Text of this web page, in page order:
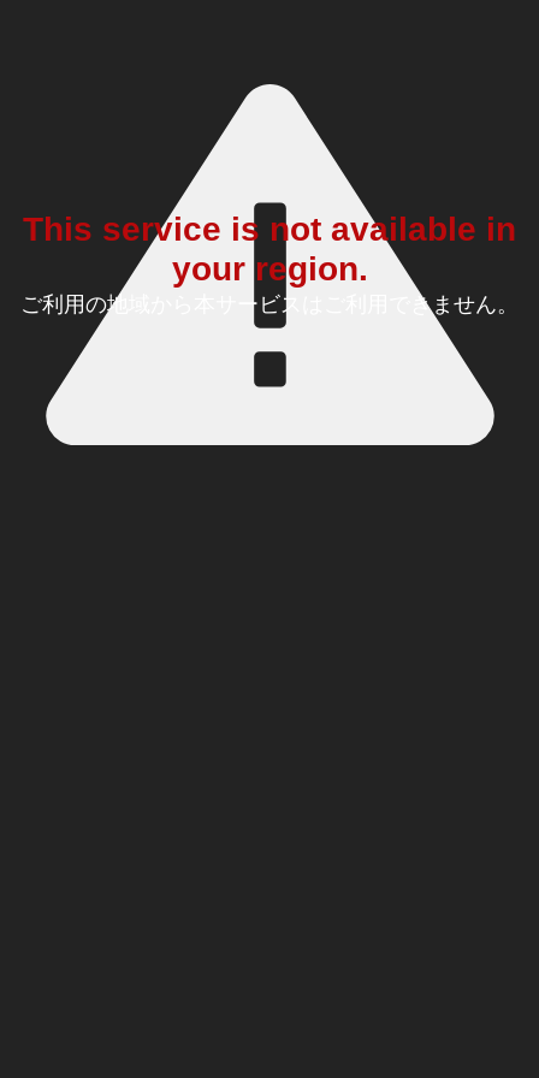
This service is not available in
your region.
ご利用の地域から本サービスはご利用できません。